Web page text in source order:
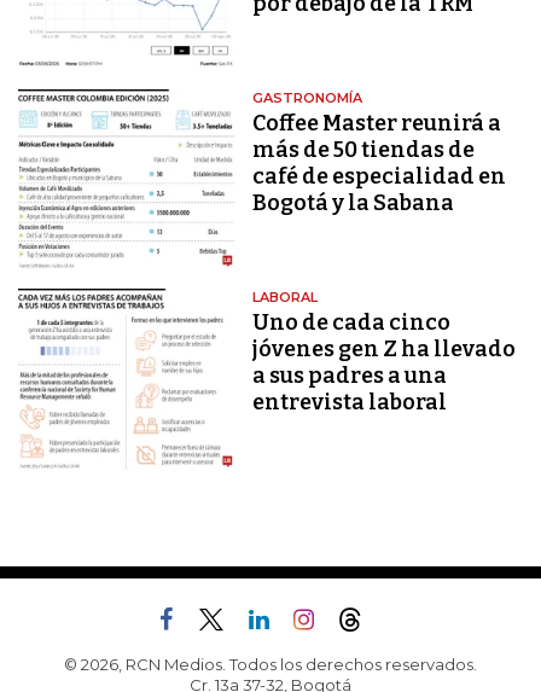
GASTRONOMÍA
Coffee Master reunirá a
más de 50 tiendas de
café de especialidad en
Bogotá y la Sabana
LABORAL
Uno de cada cinco
jóvenes gen Z ha llevado
a sus padres a una
entrevista laboral
© 2026, RCN Medios. Todos los derechos reservados.
Cr. 13a 37-32, Bogotá